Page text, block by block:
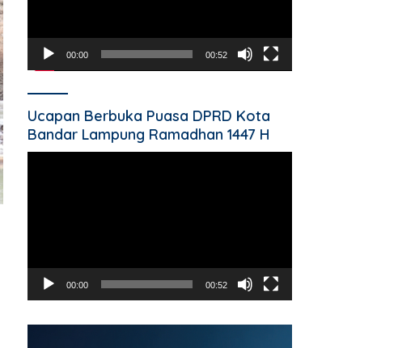
00:00 00:52
Ucapan Berbuka Puasa DPRD Kota
Bandar Lampung Ramadhan 1447 H
00:00 00:52